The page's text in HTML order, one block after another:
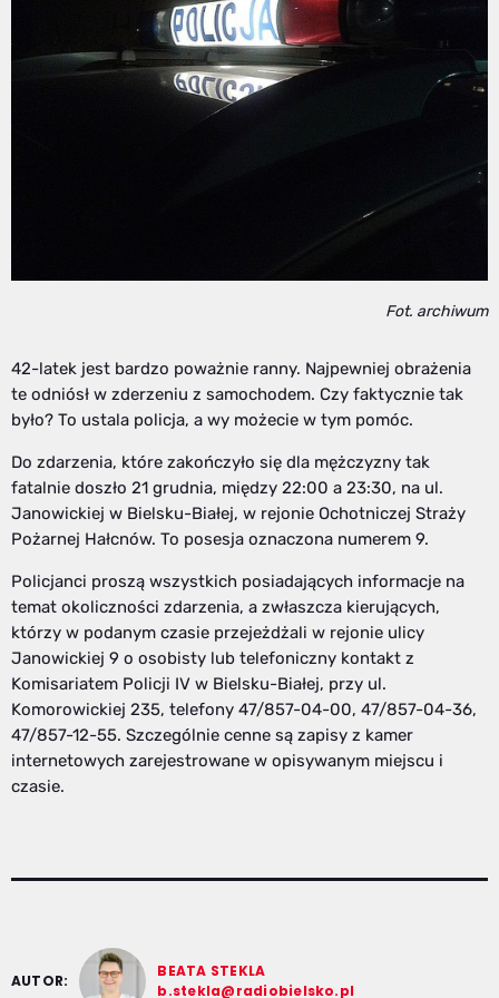
Fot. archiwum
42-latek jest bardzo poważnie ranny. Najpewniej obrażenia
te odniósł w zderzeniu z samochodem. Czy faktycznie tak
było? To ustala policja, a wy możecie w tym pomóc.
Do zdarzenia, które zakończyło się dla mężczyzny tak
fatalnie doszło 21 grudnia, między 22:00 a 23:30, na ul.
Janowickiej w Bielsku-Białej, w rejonie Ochotniczej Straży
Pożarnej Hałcnów. To posesja oznaczona numerem 9.
Policjanci proszą wszystkich posiadających informacje na
temat okoliczności zdarzenia, a zwłaszcza kierujących,
którzy w podanym czasie przejeżdżali w rejonie ulicy
Janowickiej 9 o osobisty lub telefoniczny kontakt z
Komisariatem Policji IV w Bielsku-Białej, przy ul.
Komorowickiej 235, telefony 47/857-04-00, 47/857-04-36,
47/857-12-55. Szczególnie cenne są zapisy z kamer
internetowych zarejestrowane w opisywanym miejscu i
czasie.
AUTOR:
BEATA STEKLA
b.stekla@radiobielsko.pl